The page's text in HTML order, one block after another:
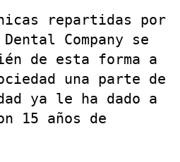
repartidas por
Company se
de esta forma a
una parte de
ya le ha dado a
15 años de